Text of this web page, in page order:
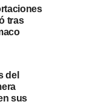
tras
del
sus